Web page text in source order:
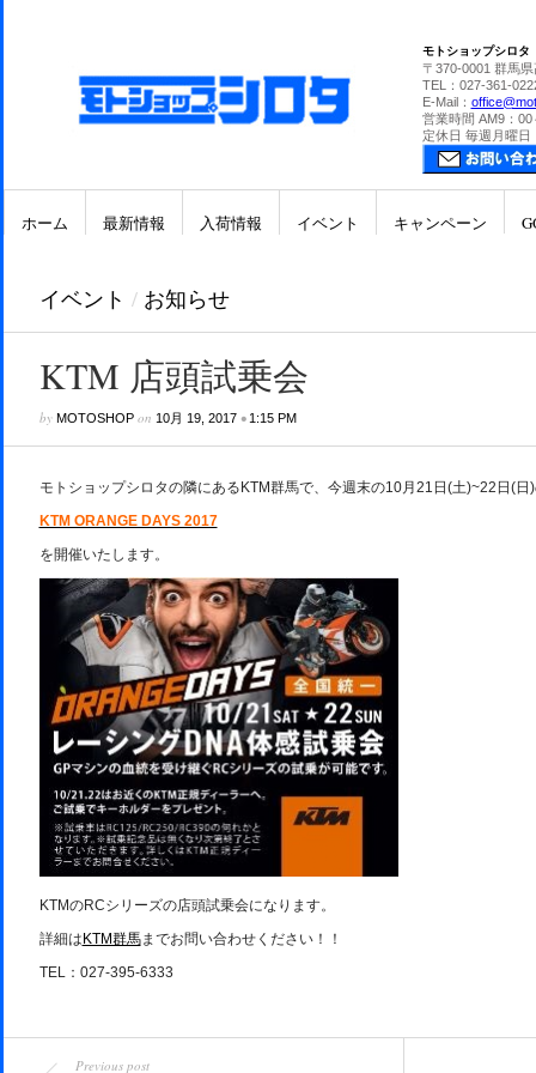
モトショップシロタ
〒370-0001 群馬
TEL：027-361-
E-Mail：
営業時間 AM9：00
定休日 毎週月曜日
ホーム 最新情報 入荷情報 イベント キャンペーン
イベント / お知らせ
KTM 店頭試乗会
by MOTOSHOPon 10月 19, 2017• 1:15 PM
モトショップシロタの隣にあるKTM群馬で、今週末の10月21日(土)~22日(日
KTM ORANGE DAYS 2017
を開催いたします。
KTMのRCシリーズの店頭試乗会になります。
詳細は KTM群馬までお問い合わせください！！
TEL：027-395-6333
Previous post